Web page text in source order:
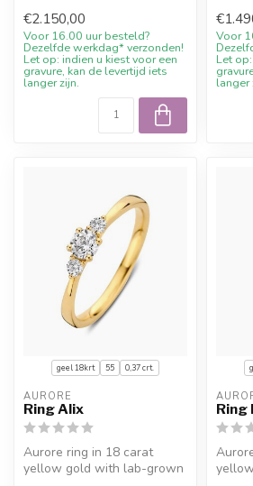
Expertly...
€2.150,00
Voor 16.00 uur besteld?
Dezelfde werkdag* verzonden!
Let op: indien u kiest voor een
gravure, kan de levertijd iets
langer zijn.
Voor
Let
langer
geel 18krt 55 0,37 crt.
AURORE
Ring Alix
Aurore ring in 18 carat
yellow gold with lab-grown
Ring